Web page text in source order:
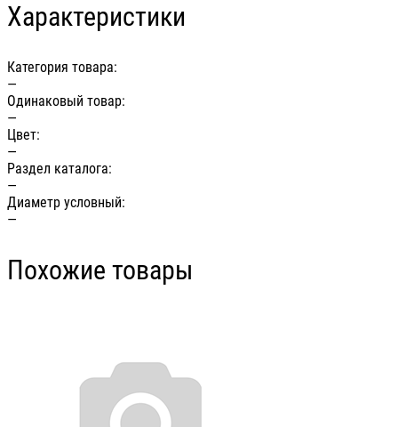
Характеристики
Категория товара:
—
Одинаковый товар:
—
Цвет:
—
Раздел каталога:
—
Диаметр условный:
—
Похожие товары